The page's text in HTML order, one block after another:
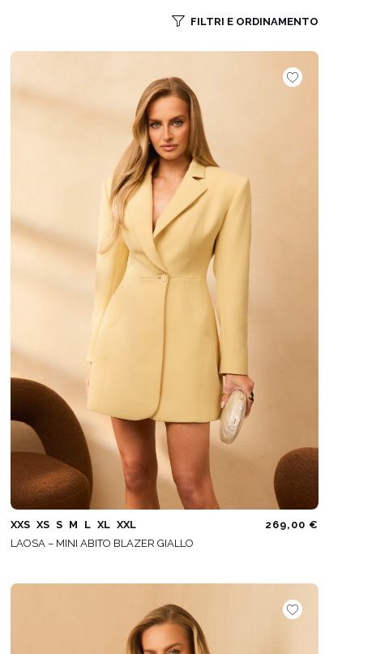
VEDI TUTTO
FILTRI E ORDINAMENTO
XXS XS S M L XL XXL
269,00 €
LAOSA – MINI ABITO BLAZER GIALLO